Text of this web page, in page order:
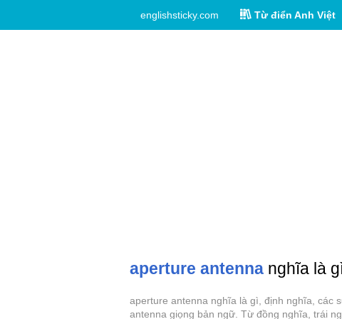
englishsticky.com Từ điển Anh Việt
aperture antenna nghĩa là
aperture antenna nghĩa là gì, định nghĩa, các
antenna giọng bản ngữ. Từ đồng nghĩa, trái